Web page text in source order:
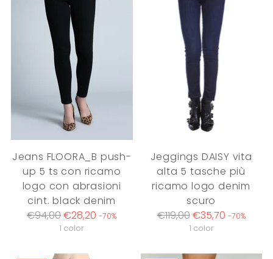
Jeans FLOORA_B push-
up 5 ts con ricamo
logo con abrasioni
cint. black denim
Regular
€94,00€28,20 -70%
1 color
Jeggings DAISY vita
alta 5 tasche più
ricamo logo denim
scuro
Regular
€119,00€35,70 -70%
1 color